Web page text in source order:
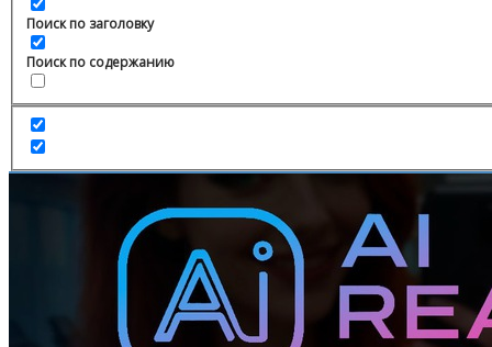
Поиск по заголовку
Поиск по содержанию